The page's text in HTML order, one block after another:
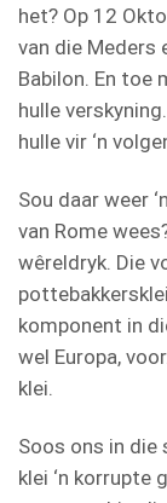
het? Op 12
van die Meders
Babilon. En toe
hulle
hulle vir ‘n
Sou daar weer
van Rome
wêreldryk. Die
komponent in
wel Europa,
klei.
Soos ons in die
klei ‘n korrupte